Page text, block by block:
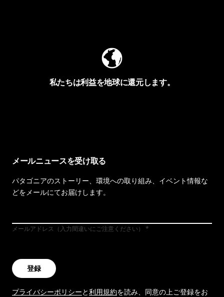
私たちは利益を地球に還元します。
メールニュースを受け取る
パタゴニアのストーリー、環境への取り組み、イベント情報な
どをメールにてお届けします。
メールアドレス（入力間違いにご注意ください）
登録
プライバシーポリシーと利用規約を読み、同意の上ご登録をお